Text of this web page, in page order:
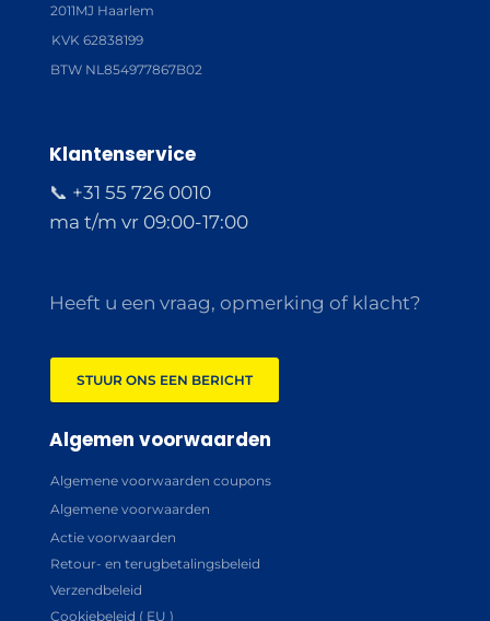
2011MJ Haarlem
KVK 62838199
BTW NL854977867B02
Klantenservice
📞 +31 55 726 0010
ma t/m vr 09:00-17:00
Heeft u een vraag, opmerking of klacht?
STUUR ONS EEN BERICHT
Algemen voorwaarden
Algemene voorwaarden coupons
Algemene voorwaarden
Actie voorwaarden
Retour- en terugbetalingsbeleid
Verzendbeleid
Cookiebeleid ( EU )